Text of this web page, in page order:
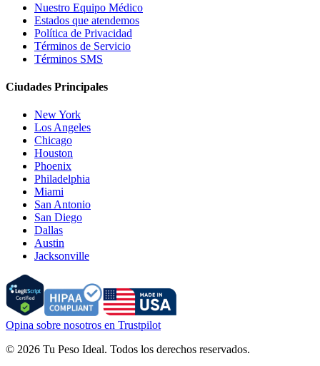
Nuestro Equipo Médico
Estados que atendemos
Política de Privacidad
Términos de Servicio
Términos SMS
Ciudades Principales
New York
Los Angeles
Chicago
Houston
Phoenix
Philadelphia
Miami
San Antonio
San Diego
Dallas
Austin
Jacksonville
Opina sobre nosotros en Trustpilot
© 2026 Tu Peso Ideal. Todos los derechos reservados.